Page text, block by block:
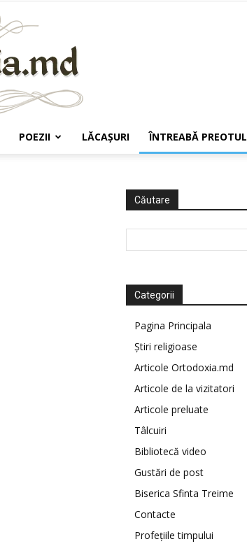
POEZII LĂCAŞURI ÎNTREABĂ PREOTUL
Căutare
Categorii
Pagina Principala
Știri religioase
Articole Ortodoxia.md
Articole de la vizitatori
Articole preluate
Tâlcuiri
Bibliotecă video
Gustări de post
Biserica Sfinta Treime
Contacte
Profețiile timpului